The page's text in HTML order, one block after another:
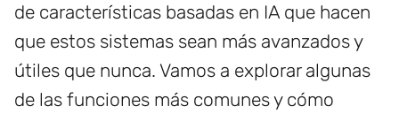
de características basadas en IA que hacen
que estos sistemas sean más avanzados y
útiles que nunca. Vamos a explorar algunas
de las funciones más comunes y cómo